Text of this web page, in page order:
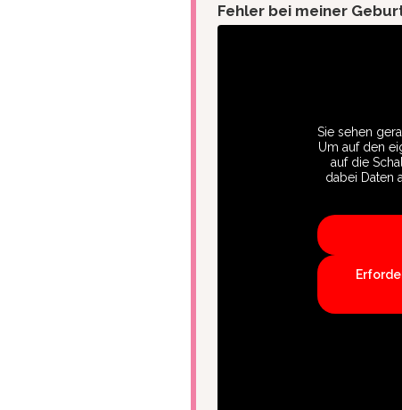
Fehler bei meiner
Sie sehen
Um auf den
auf die
dabei Daten